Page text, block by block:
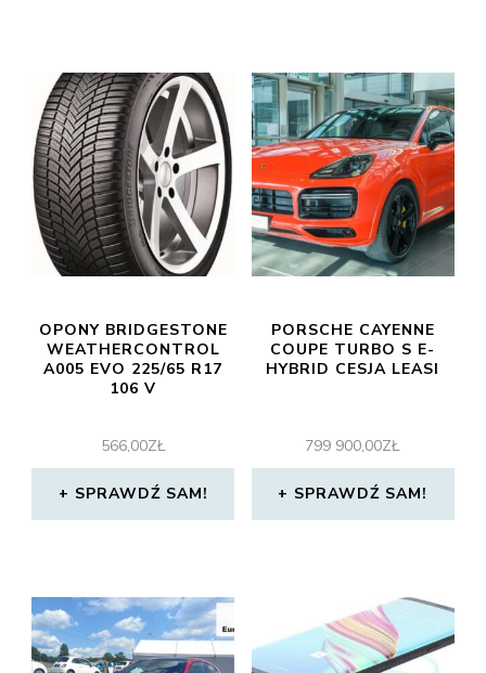
OPONY BRIDGESTONE
WEATHERCONTROL
A005 EVO 225/65 R17
106 V
566,00ZŁ
SPRAWDŹ SAM!
PORSCHE CAYENNE
COUPE TURBO S E-
HYBRID CESJA LEASI
799 900,00ZŁ
SPRAWDŹ SAM!